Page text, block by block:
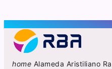
home Alameda Aristiliano